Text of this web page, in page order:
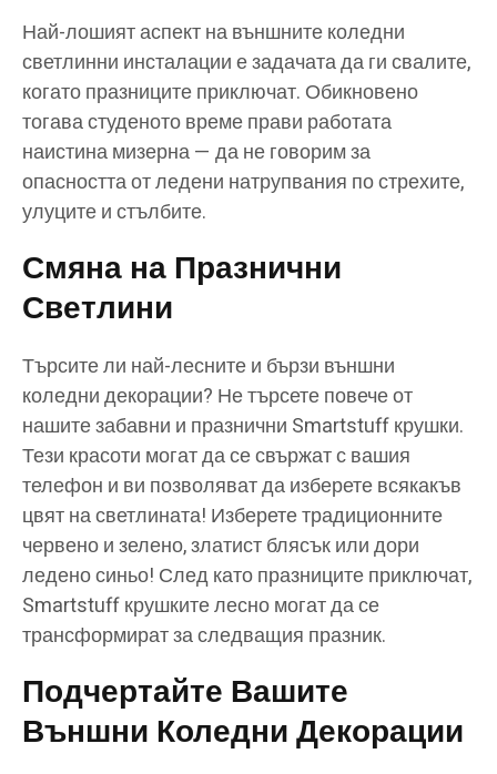
Най-лошият аспект на външните коледни
светлинни инсталации е задачата да ги свалите,
когато празниците приключат. Обикновено
тогава студеното време прави работата
наистина мизерна — да не говорим за
опасността от ледени натрупвания по стрехите,
улуците и стълбите.
Смяна на Празнични
Светлини
Търсите ли най-лесните и бързи външни
коледни декорации? Не търсете повече от
нашите забавни и празнични Smartstuff крушки.
Тези красоти могат да се свържат с вашия
телефон и ви позволяват да изберете всякакъв
цвят на светлината! Изберете традиционните
червено и зелено, златист блясък или дори
ледено синьо! След като празниците приключат,
Smartstuff крушките лесно могат да се
трансформират за следващия празник.
Подчертайте Вашите
Външни Коледни Декорации